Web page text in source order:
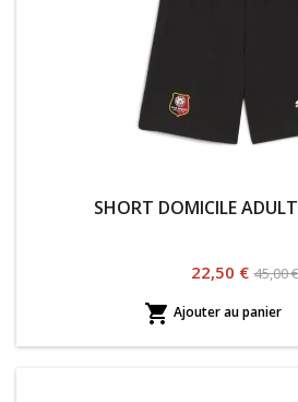
SHORT DOMICILE
Prix
22,50 € Prix
45,00 €
 Ajouter au panier